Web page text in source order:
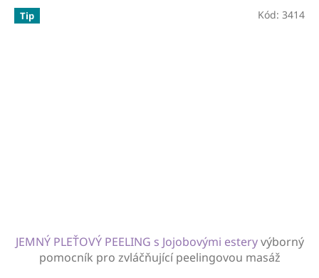
Tip
JEMNÝ PLEŤOVÝ PEELING s Jojobovými esteryvýborný
pomocník pro zvláčňující peelingovou masáž
Kód: 3414